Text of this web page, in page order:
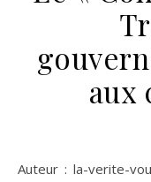
aux
Auteur : la-verite-vous-rendra-libres.org Il est désormais